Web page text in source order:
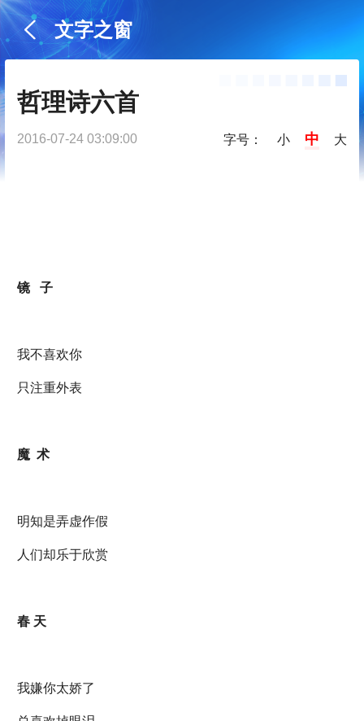
文字之窗
哲理诗六首
2016-07-24 03:09:00 字号： 小 中 大
镜 子
我不喜欢你
只注重外表
魔 术
明知是弄虚作假
人们却乐于欣赏
春 天
我嫌你太娇了